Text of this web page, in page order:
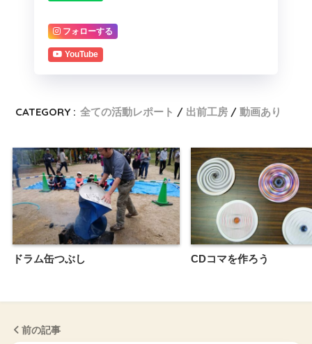
フォローする
YouTube
CATEGORY : 全ての活動レポート 出前工房 動画あり
ドラム缶つぶし CDコマを作ろう
前の記事